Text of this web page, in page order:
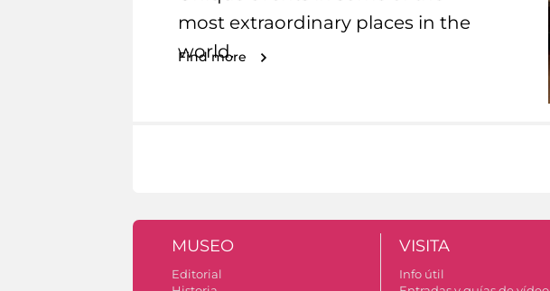
most extraordinary places in the
world.
Find more
MUSEO
Editorial
VISITA
Info útil